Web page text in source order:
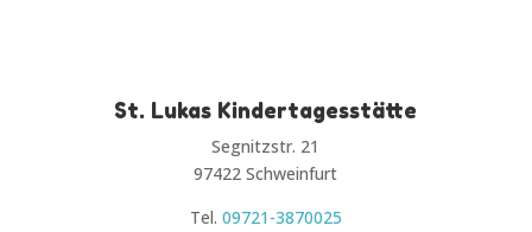
St. Lukas Kindertagesstätte
Segnitzstr. 21
97422 Schweinfurt
Tel. 09721-3870025